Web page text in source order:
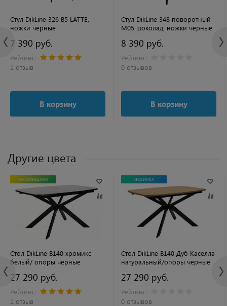
Стул DikLine 326 B5 LATTE,
ножки черные
7 390 руб.
Рейтинг:
1 отзыв
В корзину
Стул DikLine 348 поворотный
M05 шоколад, ножки черные
8 390 руб.
Рейтинг:
0 отзывов
В корзину
Другие цвета
РЕКОМЕНДУЕМ
Стол DikLine B140 хромикс
белый/ опоры черные
27 290 руб.
Рейтинг:
1 отзыв
НОВИНКА
Стол DikLine B140 Дуб Каселла
натуральный/опоры черные
27 290 руб.
Рейтинг:
0 отзывов